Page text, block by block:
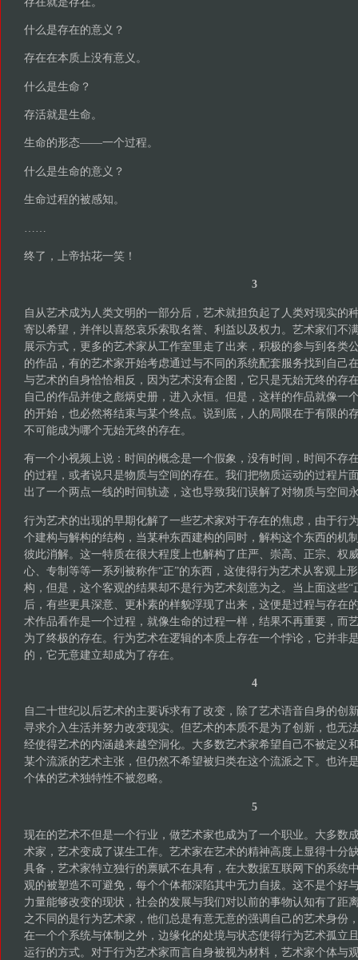
什么是存在的意义？
存在在本质上没有意义。
什么是生命？
存活就是生命。
生命的形态——一个过程。
什么是生命的意义？
生命过程的被感知。
终了，上帝拈花一笑！
3
自从艺术成为人类文明的一部分后，艺术就担负起了人类对现实的
寄以希望，并伴以喜怒哀乐索取名誉、利益以及权力。艺术家们不
展示方式，更多的艺术家从工作室里走了出来，积极的参与到各类
的作品，有的艺术家开始考虑通过与不同的系统配套服务找到自己
与艺术的自身恰恰相反，因为艺术没有企图，它只是无始无终的存
自己的作品并使之彪炳史册，进入永恒。但是，这样的作品就像一
的开始，也必然将结束与某个终点。说到底，人的局限在于有限的
不可能成为哪个无始无终的存在。
有一个小视频上说：时间的概念是一个假象，没有时间，时间不存
的过程，或者说只是物质与空间的存在。我们把物质运动的过程片
出了一个两点一线的时间轨迹，这也导致我们误解了对物质与空间
行为艺术的出现的早期化解了一些艺术家对于存在的焦虑，由于行
个建构与解构的结构，当某种东西建构的同时，解构这个东西的机
彼此消解。这一特质在很大程度上也解构了庄严、崇高、正宗、权
心、专制等等一系列被称作“正”的东西，这使得行为艺术从客观上
构，但是，这个客观的结果却不是行为艺术刻意为之。当上面这些“
后，有些更具深意、更朴素的样貌浮现了出来，这便是过程与存在
术作品看作是一个过程，就像生命的过程一样，结果不再重要，而
为了终极的存在。行为艺术在逻辑的本质上存在一个悖论，它并非
的，它无意建立却成为了存在。
4
自二十世纪以后艺术的主要诉求有了改变，除了艺术语音自身的创
寻求介入生活并努力改变现实。但艺术的本质不是为了创新，也无
经使得艺术的内涵越来越空洞化。大多数艺术家希望自己不被定义
某个流派的艺术主张，但仍然不希望被归类在这个流派之下。也许
个体的艺术独特性不被忽略。
5
现在的艺术不但是一个行业，做艺术家也成为了一个职业。大多数
术家，艺术变成了谋生工作。艺术家在艺术的精神高度上显得十分
具备，艺术家特立独行的禀赋不在具有，在大数据互联网下的系统
观的被塑造不可避免，每个个体都深陷其中无力自拔。这不是个好
力量能够改变的现状，社会的发展与我们对以前的事物认知有了距
之不同的是行为艺术家，他们总是有意无意的强调自己的艺术身份
在一个个系统与体制之外，边缘化的处境与状态使得行为艺术孤立
运行的方式。对于行为艺术家而言自身被视为材料，艺术家个体与